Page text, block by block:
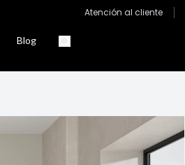
Atención al cliente
Blog